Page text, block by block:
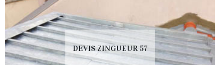
DEVIS ZINGUEUR 57